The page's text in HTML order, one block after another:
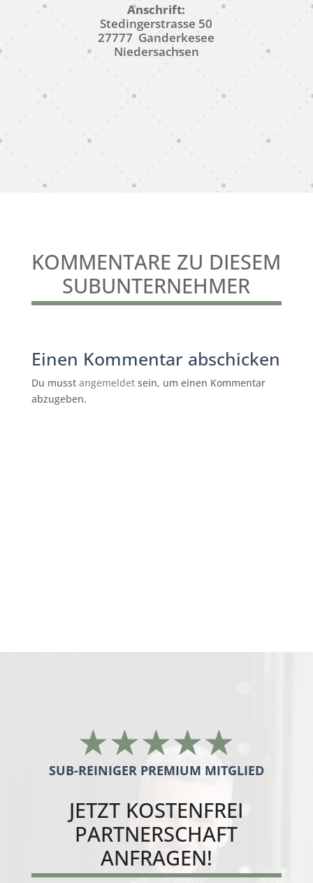
Anschrift:
Stedingerstrasse 50
27777 Ganderkesee
Niedersachsen
KOMMENTARE ZU DIESEM
SUBUNTERNEHMER
Einen Kommentar abschicken
Du musst angemeldetsein, um einen Kommentar
abzugeben.
☆☆☆☆☆
SUB-REINIGER PREMIUM MITGLIED
JETZT KOSTENFREI
PARTNERSCHAFT
ANFRAGEN!